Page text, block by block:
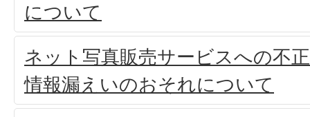
について
ネット写真販売サービスへの不
情報漏えいのおそれについて